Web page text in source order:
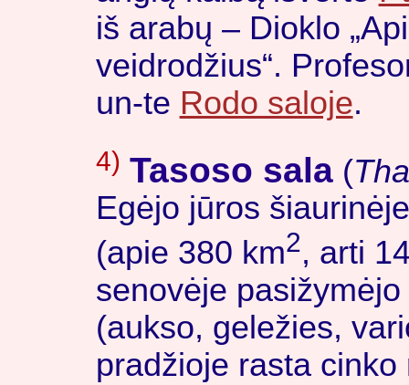
iš arabų – Dioklo
veidrodžius“.
un-te Rodo saloje.
4) Tasoso sala(
Egėjo jūros
(apie 380 km2, arti
senovėje
(aukso, geležies,
pradžioje rasta cinko